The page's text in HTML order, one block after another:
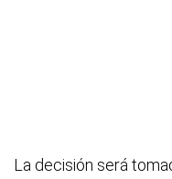
La decisión será